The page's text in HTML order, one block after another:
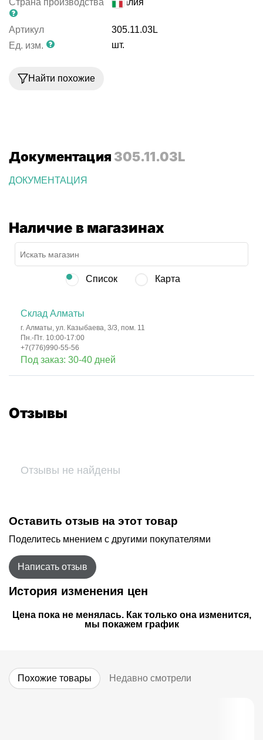
Страна производства Италия
Артикул
305.11.03L
Ед. изм.
шт.
Найти похожие
Документация 305.11.03L
ДОКУМЕНТАЦИЯ
Наличие в магазинах
Список Карта
Склад Алматы
г. Алматы, ул. Казыбаева, 3/3, пом. 11
Пн.-Пт. 10:00-17:00
+7(776)990-55-56
Под заказ: 30-40 дней
Отзывы
Отзывы не найдены
Оставить отзыв на этот товар
Поделитесь мнением с другими покупателями
Написать отзыв
История изменения цен
Цена пока не менялась. Как только она изменится,
мы покажем график
Похожие товары Недавно смотрели